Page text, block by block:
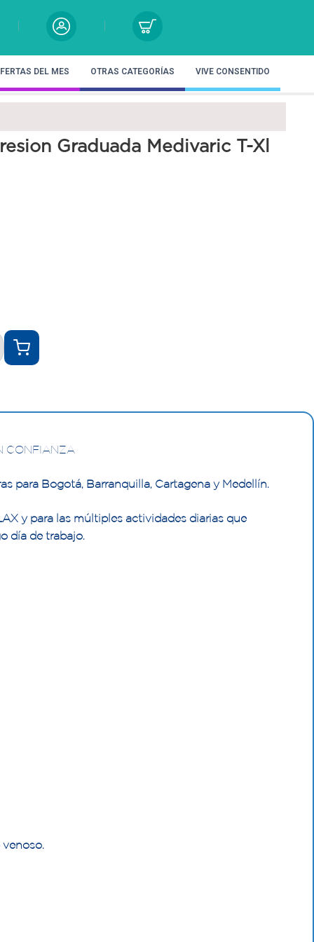
DEL MES OTRAS CATEGORÍAS VIVE CONSENTIDO
Graduada Medivaric T-Xl
CONFIANZA
para Bogotá, Barranquilla, Cartagena y Medellín.
y para las múltiples actividades diarias que
día de trabajo.